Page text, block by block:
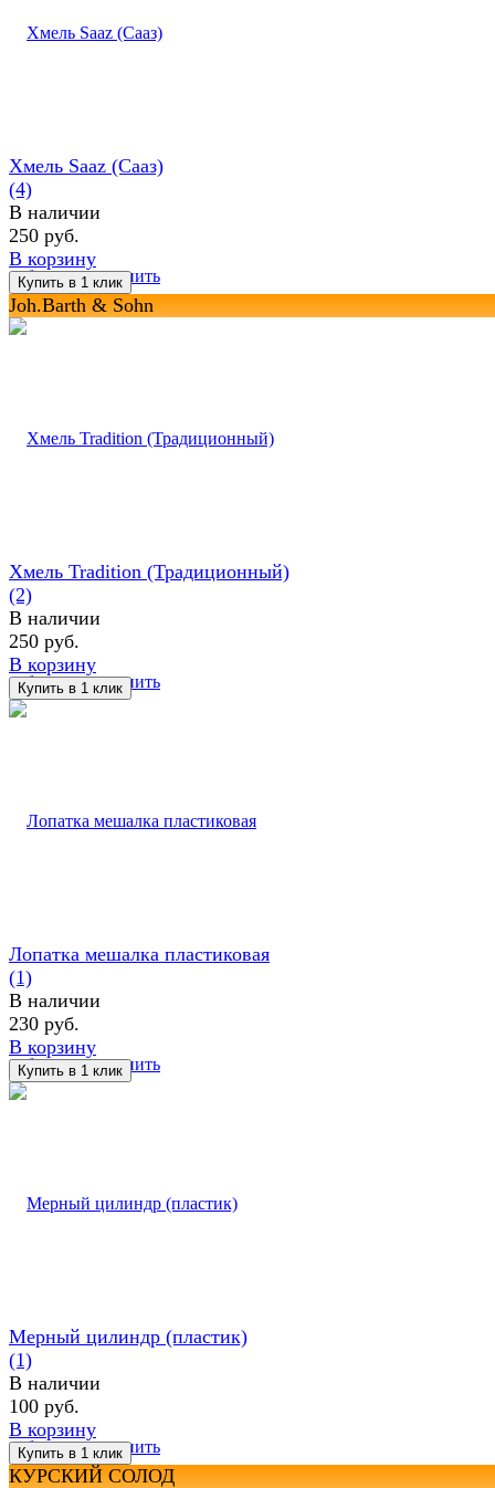
избранное сравнить
Хмель Saaz (Сааз)
(4)
В наличии
250 руб.
В корзину
Joh.Barth & Sohn
избранное сравнить
Хмель Tradition (Традиционный)
(2)
В наличии
250 руб.
В корзину
избранное сравнить
Лопатка мешалка пластиковая
(1)
В наличии
230 руб.
В корзину
избранное сравнить
Мерный цилиндр (пластик)
(1)
В наличии
100 руб.
В корзину
КУРСКИЙ СОЛОД